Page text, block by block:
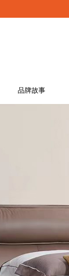
品牌故事